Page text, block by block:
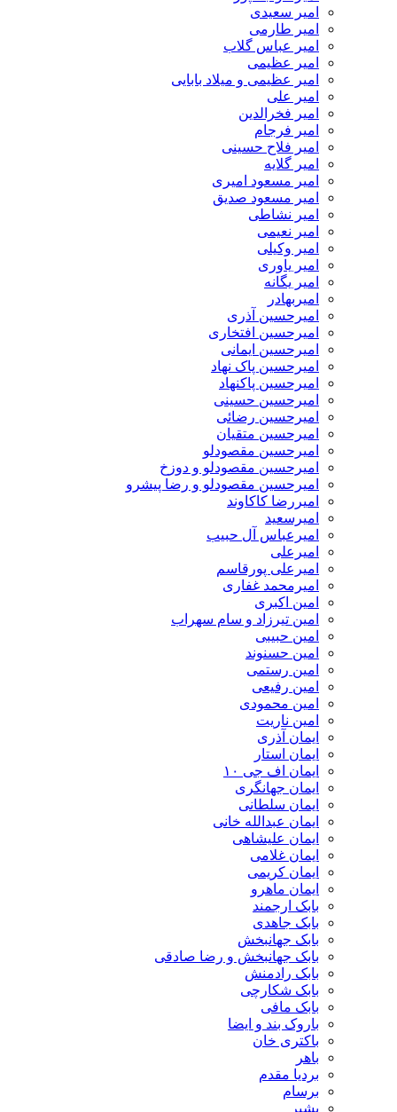
امیر سعیدی
امیر طارمی
امیر عباس گلاب
امیر عظیمی
امیر عظیمی و میلاد بابایی
امیر علی
امیر فخرالدین
امیر فرجام
امیر فلاح حسینی
امیر گلایه
امیر مسعود امیری
امیر مسعود صدیق
امیر نشاطی
امیر نعیمی
امیر وکیلی
امیر یاوری
امیر یگانه
امیربهادر
امیرحسین آذری
امیرحسین افتخاری
امیرحسین ایمانی
امیرحسین پاک نهاد
امیرحسین پاکنهاد
امیرحسین حسینی
امیرحسین رضائی
امیرحسین متقیان
امیرحسین مقصودلو
امیرحسین مقصودلو و دوزخ
امیرحسین مقصودلو و رضا پیشرو
امیررضا کاکاوند
امیرسعید
امیرعباس آل حبیب
امیرعلی
امیرعلی پورقاسم
امیرمحمد غفاری
امین اکبری
امین تیرزاد و سام سهراب
امین حبیبی
امین حسنوند
امین رستمی
امین رفیعی
امین محمودی
امین ناریت
ایمان آذری
ایمان استار
ایمان اف جی ۱۰
ایمان جهانگری
ایمان سلطانی
ایمان عبدالله خانی
ایمان علیشاهی
ایمان غلامی
ایمان کریمی
ایمان ماهرو
بابک ارجمند
بابک جاهدی
بابک جهانبخش
بابک جهانبخش و رضا صادقی
بابک رادمنش
بابک شکارچی
بابک مافی
باروک بند و ایضا
باکتری خان
باهر
بردیا مقدم
برسام
بشیر